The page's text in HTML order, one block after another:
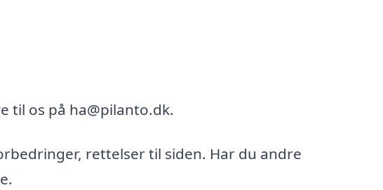
til os på ha@pilanto.dk.
rettelser til siden. Har du andre